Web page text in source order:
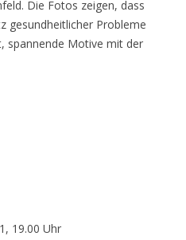
Die Fotos zeigen, dass
gesundheitlicher Probleme
spannende Motive mit der
19.00 Uhr